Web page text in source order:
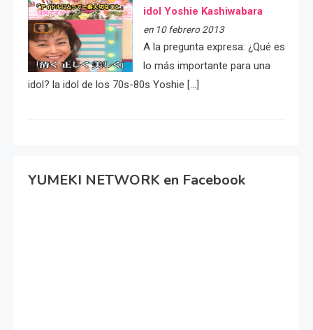
idol Yoshie Kashiwabara
en 10 febrero 2013
A la pregunta expresa: ¿Qué es
lo más importante para una
idol? la idol de los 70s-80s Yoshie […]
YUMEKI NETWORK en Facebook